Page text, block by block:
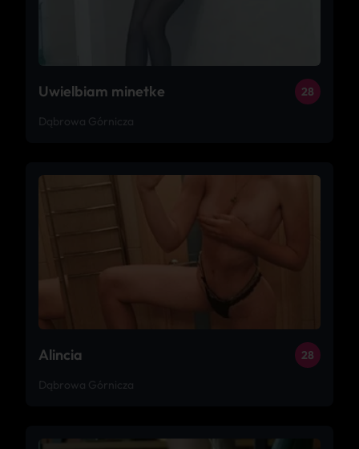
Uwielbiam minetke 28
Dąbrowa Górnicza
Alincia 28
Dąbrowa Górnicza